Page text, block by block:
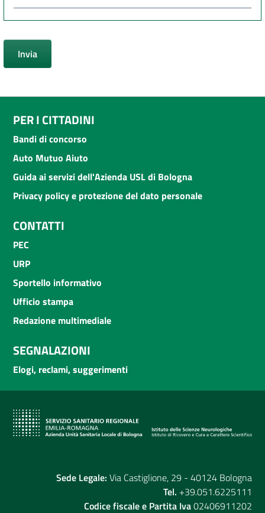
PER I CITTADINI
Bandi di concorso
Auto Mutuo Aiuto
Guida ai servizi dell'Azienda USL di Bologna
Privacy policy e protezione del dato personale
CONTATTI
PEC
URP
Sportello informativo
Ufficio stampa
Redazione multimediale
SEGNALAZIONI
Elogi, reclami, suggerimenti
Sede Legale: Via Castiglione, 29 - 40124 Bologna
Tel. +39.051.6225111
Codice fiscale e Partita Iva02406911202